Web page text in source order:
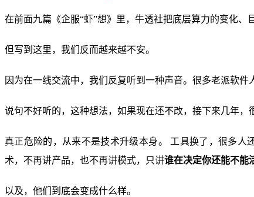
在前面九篇《企服“虾”想》里，牛透社把底层算力的变化、
但写到这里，我们反而越来越不安。
因为在一线交流中，我们反复听到一种声音。很多老派软
说句不好听的，这种想法，如果现在还不改，接下来几年，
真正危险的，从来不是技术升级本身。 工具换了，很多人
术，不再讲产品，也不再讲模式，只讲谁在决定你还能不能
以及，他们到底会变成什么样。